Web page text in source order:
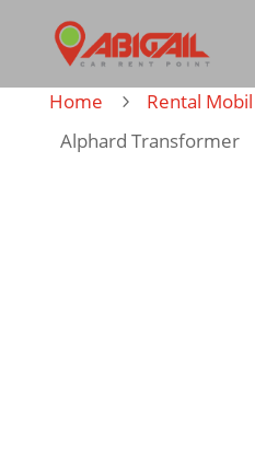
Home 5 Rental Mobil
Alphard Transformer